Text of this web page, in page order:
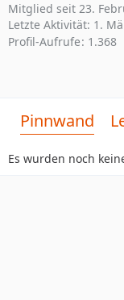
Mitglied seit 23.
Letzte Aktivität: 1.
Profil-Aufrufe 1.368
Pinnwand
Es wurden noch